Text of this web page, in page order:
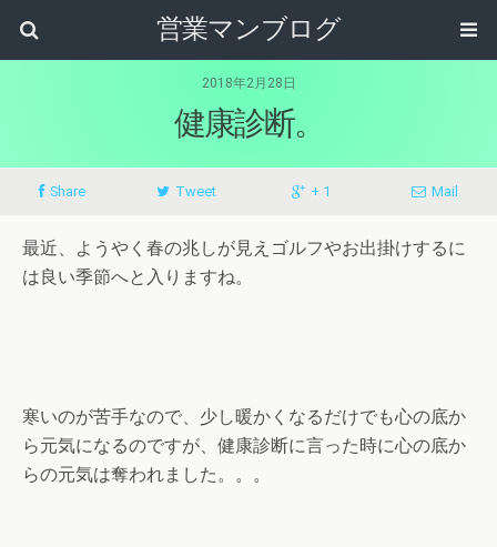
営業マンブログ
2018年2月28日
健康診断。
Share Tweet + 1 Mail
最近、ようやく春の兆しが見えゴルフやお出掛けするに
は良い季節へと入りますね。
寒いのが苦手なので、少し暖かくなるだけでも心の底か
ら元気になるのですが、健康診断に言った時に心の底か
らの元気は奪われました。。。